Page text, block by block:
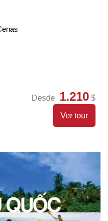
Desde 1.210 $
Ver tour